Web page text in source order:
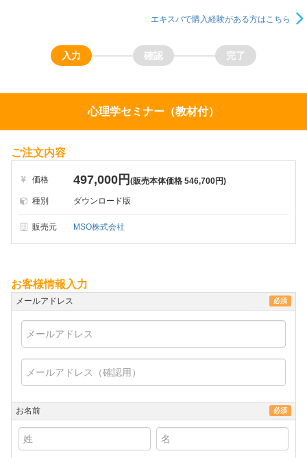
エキスパで購入経験がある方はこちら
心理学セミナー（教材付）
ご注文内容
価格 497,000円(販売本体価格 546,700円)
種別 ダウンロード版
販売元 MSO株式会社
お客様情報入力
メールアドレス 必須
お名前 必須